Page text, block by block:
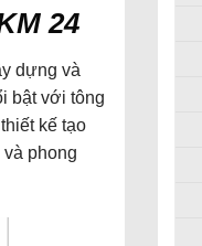
24
dựng và
bật với tông
kế tạo
phong